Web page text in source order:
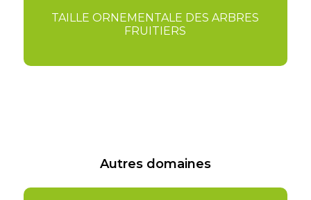
TAILLE ORNEMENTALE DES ARBRES
FRUITIERS
Autres domaines